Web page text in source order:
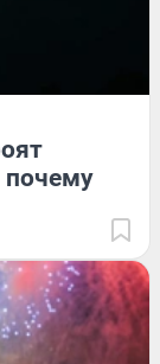
почему